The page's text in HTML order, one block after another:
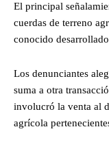
El principal
cuerdas de terreno
conocido
Los denunciantes
suma a otra
involucró la venta al
agrícola